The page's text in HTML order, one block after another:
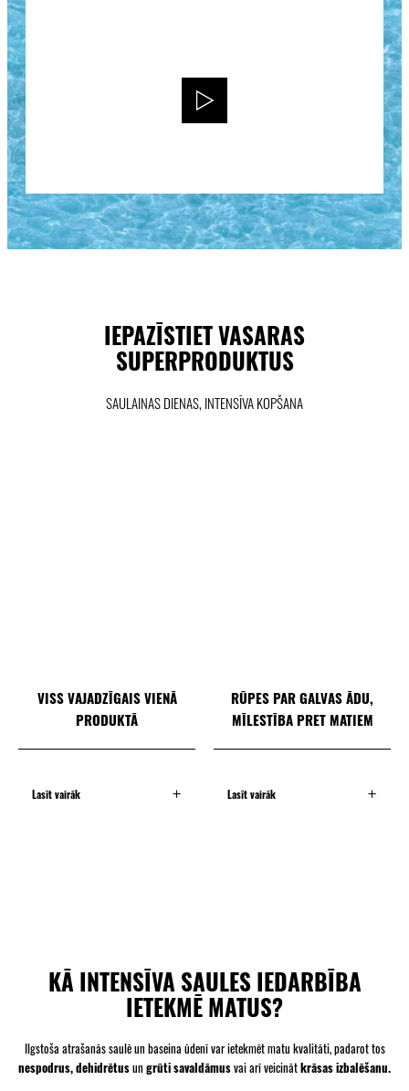
IEPAZĪSTIET VASARAS
SUPERPRODUKTUS
SAULAINAS DIENAS, INTENSĪVA KOPŠANA
VISS VAJADZĪGAIS VIENĀ
PRODUKTĀ
Lasīt vairāk
RŪPES PAR GALVAS ĀDU,
MĪLESTĪBA PRET MATIEM
Lasīt vairāk
KĀ INTENSĪVA SAULES IEDARBĪBA
IETEKMĒ MATUS?
Ilgstoša atrašanās saulē un baseina ūdenī var ietekmēt matu kvalitāti, padarot tos
nespodrus, dehidrētusun grūti savaldāmusvai arī veicinātkrāsas izbalēšanu.